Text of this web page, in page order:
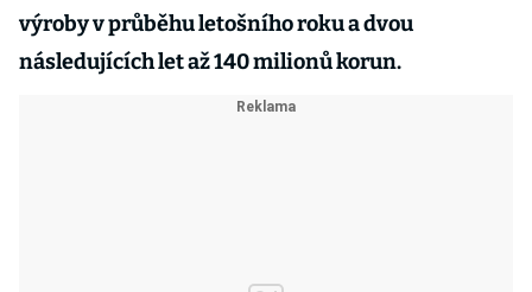
výroby v průběhu letošního roku a dvou
následujících let až 140 milionů korun.